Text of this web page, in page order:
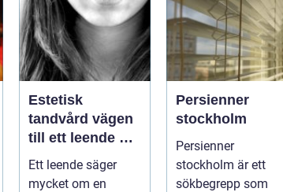
Estetisk
tandvård vägen
till ett leende du
trivs med
Ett leende säger
mycket om en
Persienner
stockholm
Persienner
stockholm är ett
sökbegrepp som